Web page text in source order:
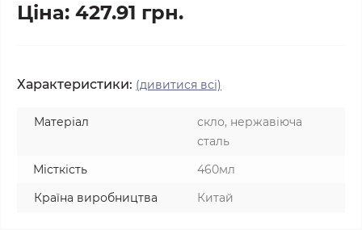
Ціна: 427.91 грн.
Характеристики: (дивитися всі)
Матеріал
скло, нержавіюча
сталь
Місткість
460мл
Країна виробництва
Китай